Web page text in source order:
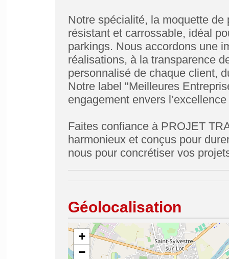
Notre spécialité, la moquette
résistant et carrossable, idéal
parkings. Nous accordons une
réalisations, à la transparence
personnalisé de chaque client,
Notre label "Meilleures
engagement envers
Faites confiance à PROJET
harmonieux et conçus pour
nous pour concrétiser vos
Géolocalisation
+
−